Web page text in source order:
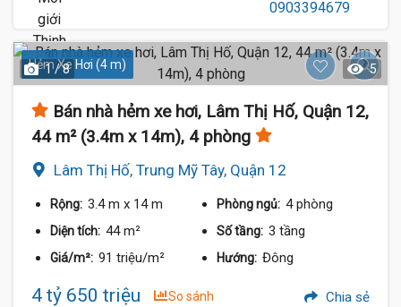
Hẻm Xe Hơi (4 m)
1 / 8 5
Bán nhà hẻm xe hơi, Lâm Thị Hố, Quận 12,
44 m² (3.4m x 14m), 4 phòng
Lâm Thị Hố, Trung Mỹ Tây, Quận 12
Rộng: 3.4 m x 14 m Phòng ngủ: 4 phòng
Diện tích: 44 m² Số tầng: 3 tầng
Giá/m²: 91 triệu/m² Hướng: Đông
4 tỷ 650 triệu So sánh Chia sẻ